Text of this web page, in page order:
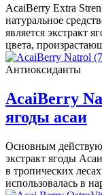
AcaiBerry Extra
натуральное
является экстракт
цвета,
Антиоксиданты
AcaiBerry
ягоды асаи
Основным
экстракт ягоды
в тропических
использовалась в